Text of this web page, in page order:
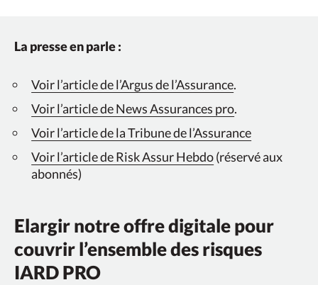
La presse en parle :
Voir l’article de l’Argus de l’Assurance.
Voir l’article de News Assurances pro.
Voir l’article de la Tribune de l’Assurance
Voir l’article de Risk Assur Hebdo(réservé aux
abonnés)
Elargir notre offre digitale pour
couvrir l’ensemble des risques
IARD PRO